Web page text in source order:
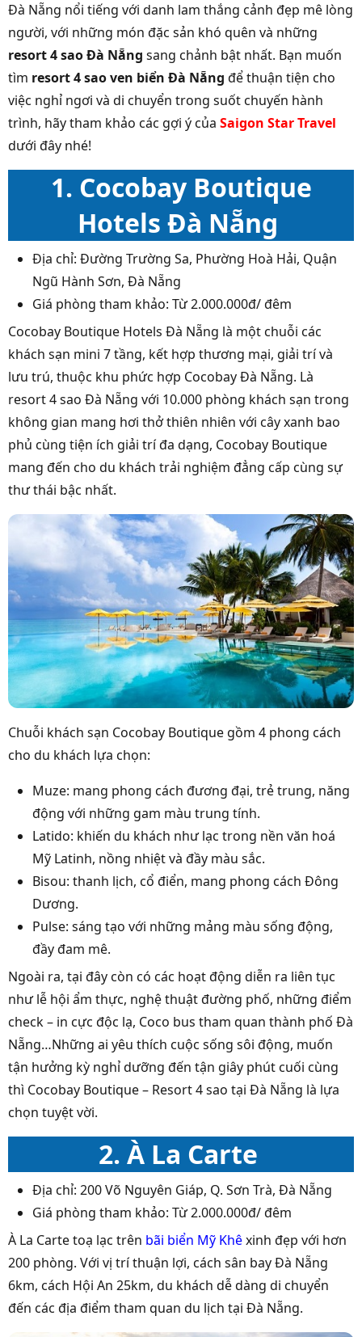
Đà Nẵng nổi tiếng với danh lam thắng cảnh đẹp mê lòng
người, với những món đặc sản khó quên và những
resort 4 sao Đà Nẵng sang chảnh bật nhất. Bạn muốn
tìm resort 4 sao ven biển Đà Nẵng để thuận tiện cho
việc nghỉ ngơi và di chuyển trong suốt chuyến hành
trình, hãy tham khảo các gợi ý của Saigon Star Travel
dưới đây nhé!
1. Cocobay Boutique
Hotels Đà Nẵng
Địa chỉ: Đường Trường Sa, Phường Hoà Hải, Quận
Ngũ Hành Sơn, Đà Nẵng
Giá phòng tham khảo: Từ 2.000.000đ/ đêm
Cocobay Boutique Hotels Đà Nẵng là một chuỗi các
khách sạn mini 7 tầng, kết hợp thương mại, giải trí và
lưu trú, thuộc khu phức hợp Cocobay Đà Nẵng. Là
resort 4 sao Đà Nẵng với 10.000 phòng khách sạn trong
không gian mang hơi thở thiên nhiên với cây xanh bao
phủ cùng tiện ích giải trí đa dạng, Cocobay Boutique
mang đến cho du khách trải nghiệm đẳng cấp cùng sự
thư thái bậc nhất.
Chuỗi khách sạn Cocobay Boutique gồm 4 phong cách
cho du khách lựa chọn:
Muze: mang phong cách đương đại, trẻ trung, năng
động với những gam màu trung tính.
Latido: khiến du khách như lạc trong nền văn hoá
Mỹ Latinh, nồng nhiệt và đầy màu sắc.
Bisou: thanh lịch, cổ điển, mang phong cách Đông
Dương.
Pulse: sáng tạo với những mảng màu sống động,
đầy đam mê.
Ngoài ra, tại đây còn có các hoạt động diễn ra liên tục
như lễ hội ẩm thực, nghệ thuật đường phố, những điểm
check – in cực độc lạ, Coco bus tham quan thành phố Đà
Nẵng…Những ai yêu thích cuộc sống sôi động, muốn
tận hưởng kỳ nghỉ dưỡng đến tận giây phút cuối cùng
thì Cocobay Boutique – Resort 4 sao tại Đà Nẵng là lựa
chọn tuyệt vời.
2. À La Carte
Địa chỉ: 200 Võ Nguyên Giáp, Q. Sơn Trà, Đà Nẵng
Giá phòng tham khảo: Từ 2.000.000đ/ đêm
À La Carte toạ lạc trên bãi biển Mỹ Khêxinh đẹp với hơn
200 phòng. Với vị trí thuận lợi, cách sân bay Đà Nẵng
6km, cách Hội An 25km, du khách dễ dàng di chuyển
đến các địa điểm tham quan du lịch tại Đà Nẵng.